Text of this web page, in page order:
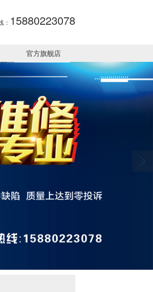
： 15880223078
官方旗舰店